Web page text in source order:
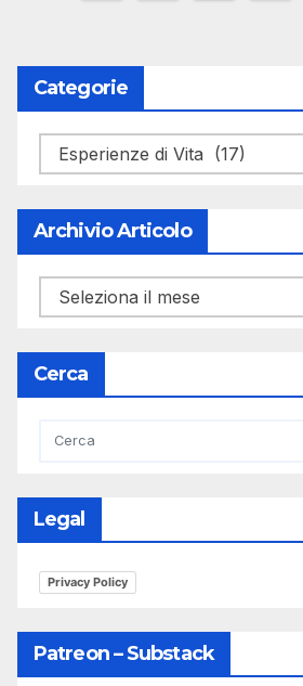
articoli
Categorie
Categorie
Archivio Articolo
Archivio
Articolo
Cerca
Legal
Privacy Policy
Patreon – Substack